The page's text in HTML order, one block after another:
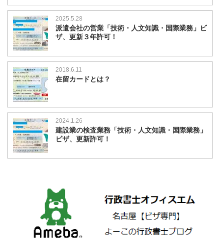
2025.5.28
派遣会社の営業「技術・人文知識・国際業務」ビ
ザ、更新３年許可！
2018.6.11
在留カードとは？
2024.1.26
建設業の検査業務「技術・人文知識・国際業務」
ビザ、更新許可！